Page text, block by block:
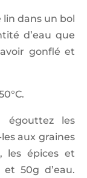
lin dans un bol
d’eau que
gonflé et
égouttez les
aux graines
les épices et
et 50g d’eau.